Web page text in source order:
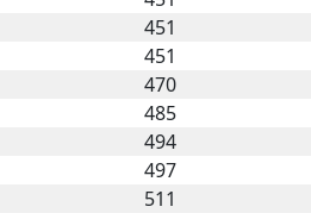
451
451
470
485
494
497
511